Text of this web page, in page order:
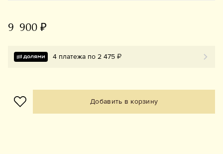
9 900 ₽
4 платежа по 2 475 ₽
Добавить в корзину